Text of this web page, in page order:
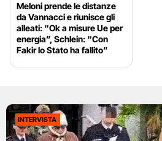
Meloni prende le distanze
da Vannacci e riunisce gli
alleati: “Ok a misure Ue per
energia”, Schlein: “Con
Fakir lo Stato ha fallito”
INTERVISTA